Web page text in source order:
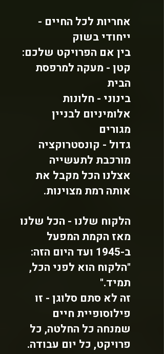
אחריות לכל החיים -
ייחודי בשוק
בין אם הפרויקט שלכם:
קטן - מעקה למרפסת
הבית
בינוני - חלונות
אלומיניום לבניין
מגורים
גדול - קונסטרוקציה
מורכבת לתעשייה
אצלנו הכל מקבל את
אותה רמת מצוינות.
הלקוח שלנו - הכל שלנו
מאז הקמת המפעל
ב-1945 ועד היום הזה:
"הלקוח הוא לפני הכל,
תמיד."
זה לא סתם סלוגן - זו
פילוסופיית חיים
שמנחה כל החלטה, כל
פרויקט, כל יום עבודה.